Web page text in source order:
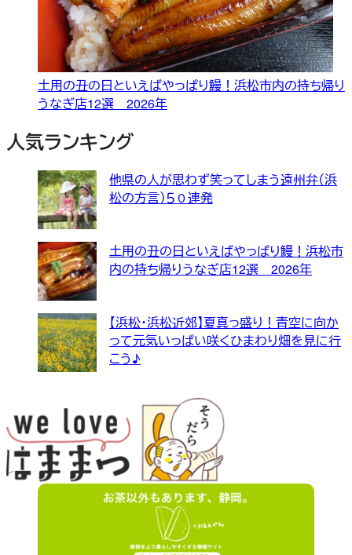
土用の丑の日といえばやっぱり鰻！浜松市内の持ち帰り
うなぎ店12選 2026年
人気ランキング
他県の人が思わず笑ってしまう遠州弁（浜
松の方言）５０連発
土用の丑の日といえばやっぱり鰻！浜松市
内の持ち帰りうなぎ店12選 2026年
【浜松・浜松近郊】夏真っ盛り！青空に向か
って元気いっぱい咲くひまわり畑を見に行
こう♪